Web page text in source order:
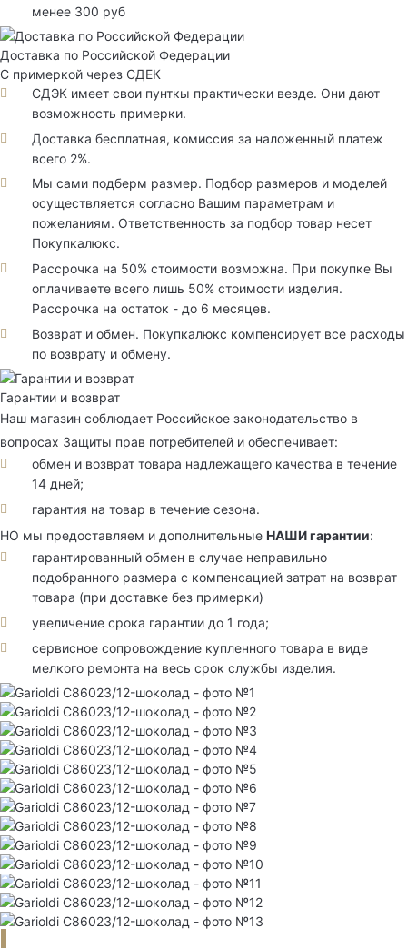
менее 300 руб
Доставка по Российской Федерации
С примеркой через СДЕК
СДЭК имеет свои пунткы практически везде. Они дают
возможность примерки.
Доставка бесплатная, комиссия за наложенный платеж
всего 2%.
Мы сами подберм размер. Подбор размеров и моделей
осуществляется согласно Вашим параметрам и
пожеланиям. Ответственность за подбор товар несет
Покупкалюкс.
Рассрочка на 50% стоимости возможна. При покупке Вы
оплачиваете всего лишь 50% стоимости изделия.
Рассрочка на остаток - до 6 месяцев.
Возврат и обмен. Покупкалюкс компенсирует все расходы
по возврату и обмену.
Гарантии и возврат
Наш магазин соблюдает Российское законодательство в
вопросах Защиты прав потребителей и обеспечивает:
обмен и возврат товара надлежащего качества в течение
14 дней;
гарантия на товар в течение сезона.
НО мы предоставляем и дополнительные НАШИ гарантии:
гарантированный обмен в случае неправильно
подобранного размера с компенсацией затрат на возврат
товара (при доставке без примерки)
увеличение срока гарантии до 1 года;
сервисное сопровождение купленного товара в виде
мелкого ремонта на весь срок службы изделия.